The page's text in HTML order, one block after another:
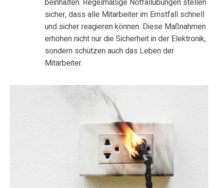
beinhalten. Regelmäßige Notfallübungen stellen
sicher, dass alle Mitarbeiter im Ernstfall schnell
und sicher reagieren können. Diese Maßnahmen
erhöhen nicht nur die Sicherheit in der Elektronik,
sondern schützen auch das Leben der
Mitarbeiter.